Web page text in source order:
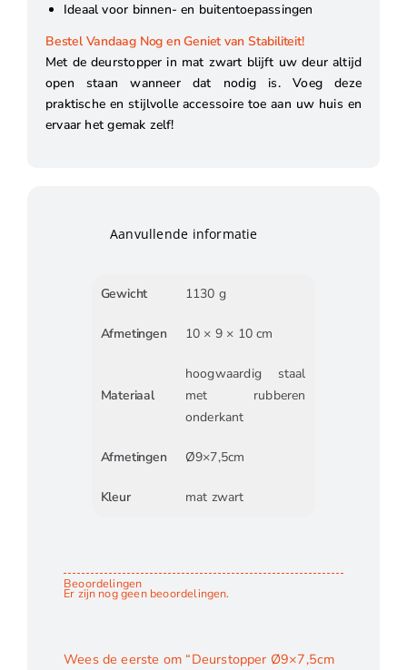
Ideaal voor binnen- en buitentoepassingen
Bestel Vandaag Nog en Geniet van Stabiliteit!
Met de deurstopper in mat zwart blijft uw deur altijd
open staan wanneer dat nodig is. Voeg deze
praktische en stijlvolle accessoire toe aan uw huis en
ervaar het gemak zelf!
Aanvullende informatie
Gewicht 1130 g
Afmetingen 10 × 9 × 10 cm
Materiaal
hoogwaardig staal
met rubberen
onderkant
Afmetingen Ø9×7,5cm
Kleur mat zwart
Beoordelingen
Er zijn nog geen beoordelingen.
Wees de eerste om “Deurstopper Ø9×7,5cm